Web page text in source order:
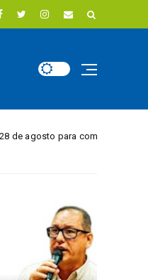
para competir por 10.000 euros